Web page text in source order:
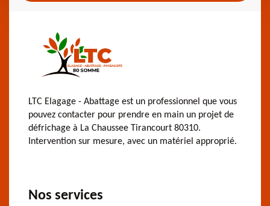
LTC Elagage - Abattage est un professionnel que vous
pouvez contacter pour prendre en main un projet de
défrichage à La Chaussee Tirancourt 80310.
Intervention sur mesure, avec un matériel approprié.
Nos services